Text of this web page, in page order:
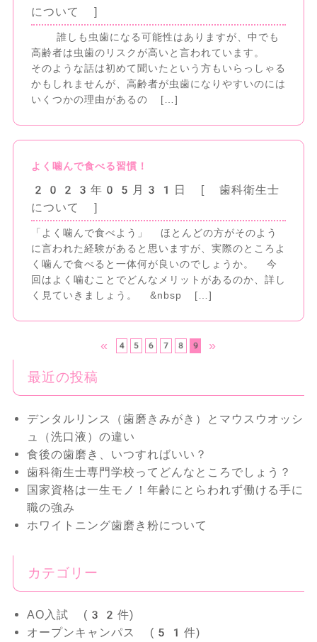
について ]
誰しも虫歯になる可能性はありますが、中でも
高齢者は虫歯のリスクが高いと言われています。
そのような話は初めて聞いたという方もいらっしゃる
かもしれませんが、高齢者が虫歯になりやすいのには
いくつかの理由があるの […]
よく噛んで食べる習慣！
2023年05月31日
[ 歯科衛生士
について ]
「よく噛んで食べよう」 ほとんどの方がそのよう
に言われた経験があると思いますが、実際のところよ
く噛んで食べると一体何が良いのでしょうか。 今
回はよく噛むことでどんなメリットがあるのか、詳し
く見ていきましょう。 &nbsp […]
« 4 5 6 7 8 9 »
最近の投稿
デンタルリンス（歯磨きみがき）とマウスウオッシ
ュ（洗口液）の違い
食後の歯磨き、いつすればいい？
歯科衛生士専門学校ってどんなところでしょう？
国家資格は一生モノ！年齢にとらわれず働ける手に
職の強み
ホワイトニング歯磨き粉について
カテゴリー
AO入試 (32件)
オープンキャンパス (51件)